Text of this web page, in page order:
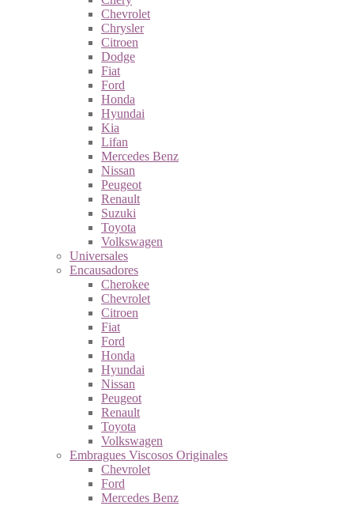
Chevrolet
Chrysler
Citroen
Dodge
Fiat
Ford
Honda
Hyundai
Kia
Lifan
Mercedes Benz
Nissan
Peugeot
Renault
Suzuki
Toyota
Volkswagen
Universales
Encausadores
Cherokee
Chevrolet
Citroen
Fiat
Ford
Honda
Hyundai
Nissan
Peugeot
Renault
Toyota
Volkswagen
Embragues Viscosos Originales
Chevrolet
Ford
Mercedes Benz